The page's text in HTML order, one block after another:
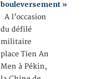
bouleversement »
A l’occasion
du défilé
militaire
place Tien An
Men à Pékin,